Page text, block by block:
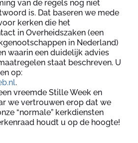
van de regels nog niet
is. Dat baseren we mede
kerken die het
in Overheidszaken (een
in Nederland)
waarin een duidelijk advies
staat beschreven. U
op:
.
vreemde Stille Week en
we vertrouwen erop dat we
“normale” kerkdiensten
houdt u op de hoogte!